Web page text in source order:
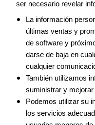
ser necesario revelar
La información
últimas ventas y
de software y
darse de baja en
cualquier
También utilizamos
suministrar y
Podemos utilizar su
los servicios